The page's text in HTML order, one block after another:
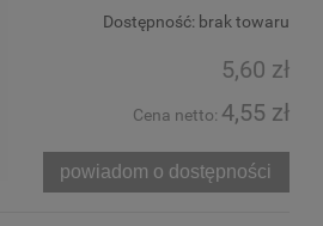
Dostępność: brak towaru
5,60 zł
Cena netto: 4,55 zł
powiadom o dostępności